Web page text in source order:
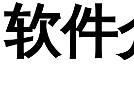
软件